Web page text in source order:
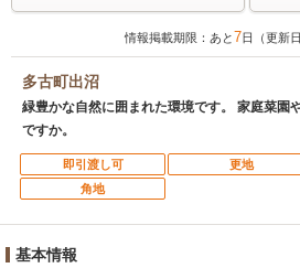
情報掲載期限：あと7日（更新
多古町出沼
緑豊かな自然に囲まれた環境です。 家庭菜園
ですか。
即引渡し可 更地
角地
基本情報